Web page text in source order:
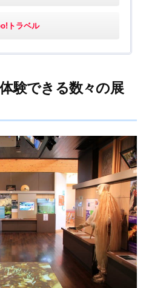
トラベル
験できる数々の展